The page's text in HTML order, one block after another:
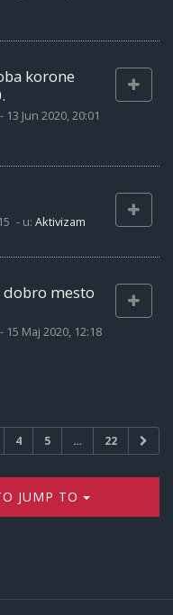
korone
- 13 Jun 2020, 20:01
- u: Aktivizam
dobro mesto
- 15 Maj 2020, 12:18
4 5 … 22
JUMP TO